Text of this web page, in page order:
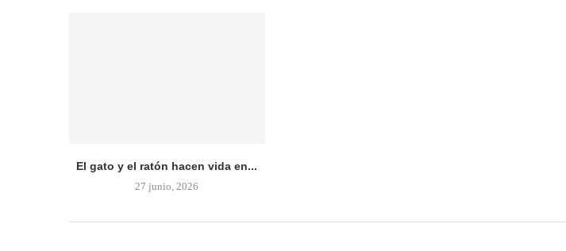
El gato y el ratón hacen vida en...
27 junio, 2026